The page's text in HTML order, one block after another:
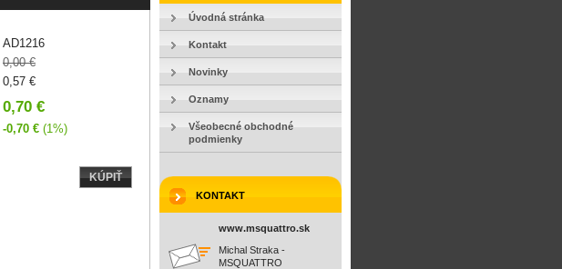
AD1216
0,00 €
0,57 €
0,70 €
-0,70 € (1%)
KÚPIŤ
Úvodná stránka
Kontakt
Novinky
Oznamy
Všeobecné obchodné
podmienky
KONTAKT
www.msquattro.sk
Michal Straka -
MSQUATTRO